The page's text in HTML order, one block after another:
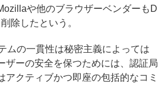
や他のブラウザーベンダーもD
除したという。
の一貫性は秘密主義によっては
ザーの安全を保つためには、認証局
アクティブかつ即座の包括的なコミ